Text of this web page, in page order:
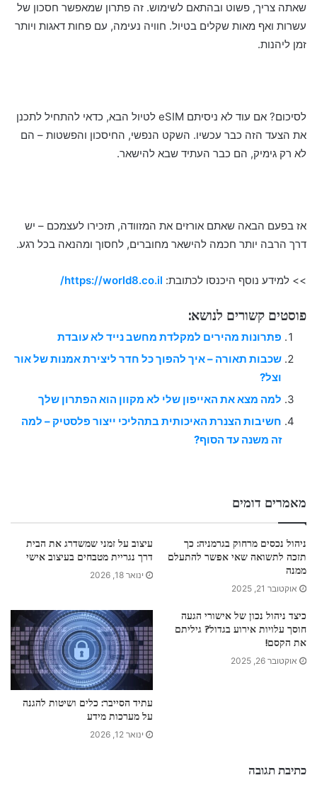
שאתה צריך, פשוט ובהתאם לשימוש. זה פתרון שמאפשר חסכון של
עשרות ואף מאות שקלים בטיול. חוויה נעימה, עם פחות דאגות ויותר
זמן ליהנות.
לסיכום? אם עוד לא ניסיתם eSIM לטיול הבא, כדאי להתחיל לתכנן
את הצעד הזה כבר עכשיו. השקט הנפשי, החיסכון והפשטות – הם
לא רק גימיק, הם כבר העתיד שבא להישאר.
אז בפעם הבאה שאתם אורזים את המזוודה, תזכירו לעצמכם – יש
דרך הרבה יותר חכמה להישאר מחוברים, לחסוך ומהנאה בכל רגע.
>> למידע נוסף היכנסו לכתובת: https://world8.co.il/
פוסטים קשורים לנושא:
פתרונות מהירים למקלדת מחשב נייד לא עובדת
שכבות תאורה – איך להפוך כל חדר ליצירת אמנות של אור
וצל?
למה מצא את האייפון שלי לא מקוון הוא הפתרון שלך
חשיבות הצנרת האיכותית בתהליכי ייצור פלסטיק – למה
זה משנה עד הסוף?
מאמרים דומים
ניהול נכסים מרחוק בגרמניה: כך
תזכה לתשואה שאי אפשר להתעלם
ממנה
אוקטובר 21, 2025
עיצוב על זמני שמשדרג את הבית
דרך נגריית מטבחים בעיצוב אישי
ינואר 18, 2026
כיצד ניהול נכון של אישורי הגעה
חוסך עלויות אירוע בגדול? גיליתם
את הקסם!
אוקטובר 26, 2025
עתיד הסייבר: כלים ושיטות להגנה
על מערכות מידע
ינואר 12, 2026
כתיבת תגובה